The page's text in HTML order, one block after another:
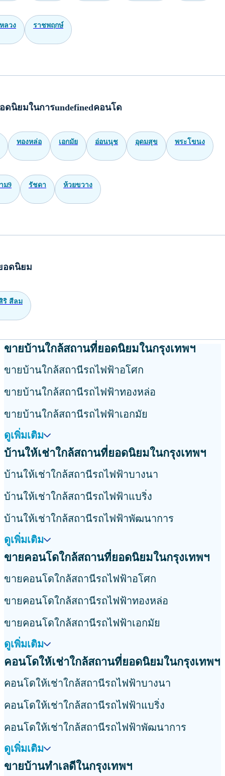
ลวง ราชพฤกษ์
ดนิยมในการundefinedคอนโด
ทองหล่อ เอกมัย อ่อนนุช อุดมสุข พระโขนง
ม9 รัชดา ห้วยขวาง
อดนิยม
ริ สีลม
ขายบ้านใกล้สถานที่ยอดนิยมในกรุงเทพฯ
ขายบ้านใกล้สถานีรถไฟฟ้าอโศก
ขายบ้านใกล้สถานีรถไฟฟ้าทองหล่อ
ขายบ้านใกล้สถานีรถไฟฟ้าเอกมัย
ดูเพิ่มเติม
บ้านให้เช่าใกล้สถานที่ยอดนิยมในกรุงเทพฯ
บ้านให้เช่าใกล้สถานีรถไฟฟ้าบางนา
บ้านให้เช่าใกล้สถานีรถไฟฟ้าแบริ่ง
บ้านให้เช่าใกล้สถานีรถไฟฟ้าพัฒนาการ
ดูเพิ่มเติม
ขายคอนโดใกล้สถานที่ยอดนิยมในกรุงเทพฯ
ขายคอนโดใกล้สถานีรถไฟฟ้าอโศก
ขายคอนโดใกล้สถานีรถไฟฟ้าทองหล่อ
ขายคอนโดใกล้สถานีรถไฟฟ้าเอกมัย
ดูเพิ่มเติม
คอนโดให้เช่าใกล้สถานที่ยอดนิยมในกรุงเทพฯ
คอนโดให้เช่าใกล้สถานีรถไฟฟ้าบางนา
คอนโดให้เช่าใกล้สถานีรถไฟฟ้าแบริ่ง
คอนโดให้เช่าใกล้สถานีรถไฟฟ้าพัฒนาการ
ดูเพิ่มเติม
ขายบ้านทำเลดีในกรุงเทพฯ